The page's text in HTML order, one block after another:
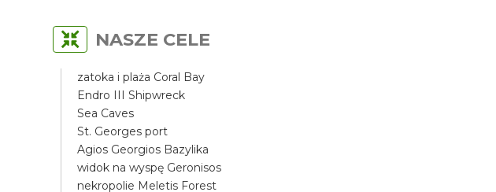
NASZE CELE
zatoka i plaża Coral Bay
Endro III Shipwreck
Sea Caves
St. Georges port
Agios Georgios Bazylika
widok na wyspę Geronisos
nekropolie Meletis Forest